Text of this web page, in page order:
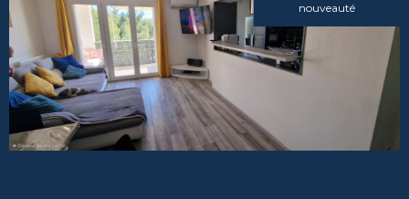
nouveauté